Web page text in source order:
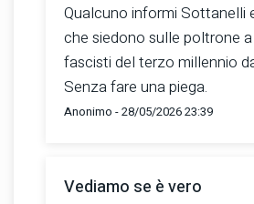
Qualcuno informi Sottanelli
che siedono sulle poltrone
fascisti del terzo millennio
Senza fare una piega.
Anonimo - 28/05/2026 23:39
Vediamo se è vero